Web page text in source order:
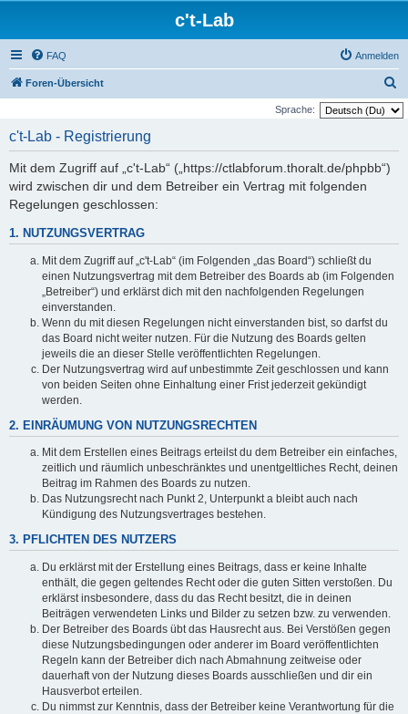
c't-Lab
FAQ Anmelden
Foren-Übersicht
u
Sprache:
c't-Lab - Registrierung
Mit dem Zugriff auf „c't-Lab“ („https://ctlabforum.thoralt.de/phpbb“)
wird zwischen dir und dem Betreiber ein Vertrag mit folgenden
Regelungen geschlossen:
1. NUTZUNGSVERTRAG
Mit dem Zugriff auf „c't-Lab“ (im Folgenden „das Board“) schließt du
einen Nutzungsvertrag mit dem Betreiber des Boards ab (im Folgenden
„Betreiber“) und erklärst dich mit den nachfolgenden Regelungen
einverstanden.
Wenn du mit diesen Regelungen nicht einverstanden bist, so darfst du
das Board nicht weiter nutzen. Für die Nutzung des Boards gelten
jeweils die an dieser Stelle veröffentlichten Regelungen.
Der Nutzungsvertrag wird auf unbestimmte Zeit geschlossen und kann
von beiden Seiten ohne Einhaltung einer Frist jederzeit gekündigt
werden.
2. EINRÄUMUNG VON NUTZUNGSRECHTEN
Mit dem Erstellen eines Beitrags erteilst du dem Betreiber ein einfaches,
zeitlich und räumlich unbeschränktes und unentgeltliches Recht, deinen
Beitrag im Rahmen des Boards zu nutzen.
Das Nutzungsrecht nach Punkt 2, Unterpunkt a bleibt auch nach
Kündigung des Nutzungsvertrages bestehen.
3. PFLICHTEN DES NUTZERS
Du erklärst mit der Erstellung eines Beitrags, dass er keine Inhalte
enthält, die gegen geltendes Recht oder die guten Sitten verstoßen. Du
erklärst insbesondere, dass du das Recht besitzt, die in deinen
Beiträgen verwendeten Links und Bilder zu setzen bzw. zu verwenden.
Der Betreiber des Boards übt das Hausrecht aus. Bei Verstößen gegen
diese Nutzungsbedingungen oder anderer im Board veröffentlichten
Regeln kann der Betreiber dich nach Abmahnung zeitweise oder
dauerhaft von der Nutzung dieses Boards ausschließen und dir ein
Hausverbot erteilen.
Du nimmst zur Kenntnis, dass der Betreiber keine Verantwortung für die